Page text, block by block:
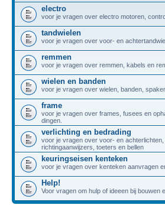
electro
voor je vragen over electro motoren,
tandwielen
voor je vragen over voor- en
remmen
voor je vragen over remmen, kabels en
wielen en banden
voor je vragen over wielen, banden,
frame
voor je vragen over frames, fusees en
dingen.
verlichting en bedrading
voor je vragen over voor- en
richtingaanwijzers, toeters en bellen
keuringseisen kenteken
voor je vragen over kenteken aanvragen
Help!
Voor vragen om hulp of ideeen bij bouwen